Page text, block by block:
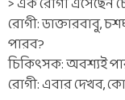
রোগী: ডাক্তারবাবু,
পারব?
চিকিৎসক: অবশ্যই
রোগী: এবার দেখব,